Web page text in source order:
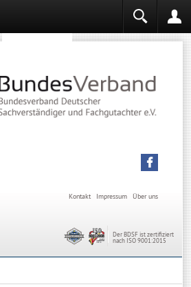
Über uns
Impressum
Kontakt
Der BDSF ist zertifiziert
nach ISO 9001:2015